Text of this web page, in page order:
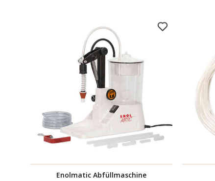
Enolmatic Abfüllmaschine